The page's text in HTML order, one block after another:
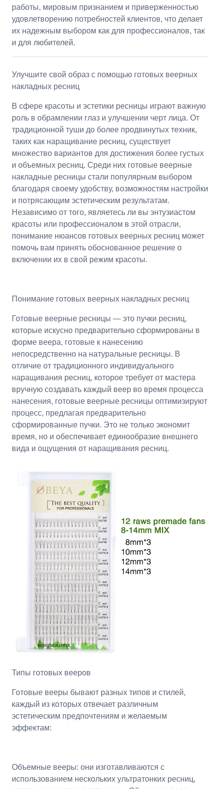
работы, мировым признанием и приверженностью
удовлетворению потребностей клиентов, что делает
их надежным выбором как для профессионалов, так
и для любителей.
Улучшите свой образ с помощью готовых веерных
накладных ресниц
В сфере красоты и эстетики ресницы играют важную
роль в обрамлении глаз и улучшении черт лица. От
традиционной туши до более продвинутых техник,
таких как наращивание ресниц, существует
множество вариантов для достижения более густых
и объемных ресниц. Среди них готовые веерные
накладные ресницы стали популярным выбором
благодаря своему удобству, возможностям настройки
и потрясающим эстетическим результатам.
Независимо от того, являетесь ли вы энтузиастом
красоты или профессионалом в этой отрасли,
понимание нюансов готовых веерных ресниц может
помочь вам принять обоснованное решение о
включении их в свой режим красоты.
Понимание готовых веерных накладных ресниц
Готовые веерные ресницы — это пучки ресниц,
которые искусно предварительно сформированы в
форме веера, готовые к нанесению
непосредственно на натуральные ресницы. В
отличие от традиционного индивидуального
наращивания ресниц, которое требует от мастера
вручную создавать каждый веер во время процесса
нанесения, готовые веерные ресницы оптимизируют
процесс, предлагая предварительно
сформированные пучки. Это не только экономит
время, но и обеспечивает единообразие внешнего
вида и ощущения от наращивания ресниц.
Типы готовых вееров
Готовые вееры бывают разных типов и стилей,
каждый из которых отвечает различным
эстетическим предпочтениям и желаемым
эффектам:
Объемные вееры: они изготавливаются с
использованием нескольких ультратонких ресниц,